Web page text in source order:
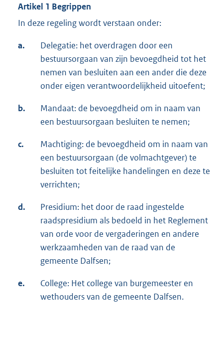
Artikel 1 Begrippen
In deze regeling wordt verstaan onder:
a.
Delegatie: het overdragen door een
bestuursorgaan van zijn bevoegdheid tot het
nemen van besluiten aan een ander die deze
onder eigen verantwoordelijkheid uitoefent;
b.
Mandaat: de bevoegdheid om in naam van
een bestuursorgaan besluiten te nemen;
c.
Machtiging: de bevoegdheid om in naam van
een bestuursorgaan (de volmachtgever) te
besluiten tot feitelijke handelingen en deze te
verrichten;
d.
Presidium: het door de raad ingestelde
raadspresidium als bedoeld in het Reglement
van orde voor de vergaderingen en andere
werkzaamheden van de raad van de
gemeente Dalfsen;
e.
College: Het college van burgemeester en
wethouders van de gemeente Dalfsen.